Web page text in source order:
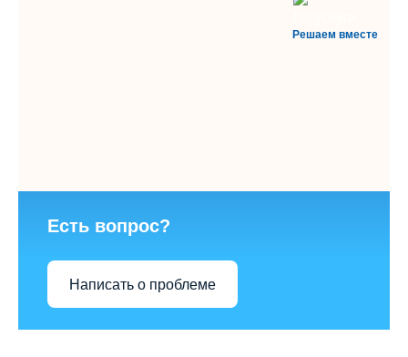
Решаем вместе
Есть вопрос?
Написать о проблеме